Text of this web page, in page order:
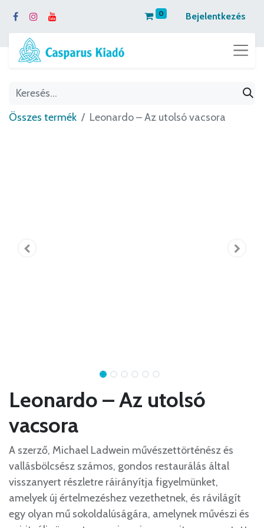
0 Bejelentkezés
Összes termék Leonardo – Az utolsó vacsora
Leonardo – Az utolsó
vacsora
A szerző, Michael Ladwein művészettörténész és
vallásbölcsész számos, gondos restaurálás által
visszanyert részletre ráirányítja figyelmünket,
amelyek új értelmezéshez vezethetnek, és rávilágít
egy olyan mű sokoldalúságára, amelynek művészi és